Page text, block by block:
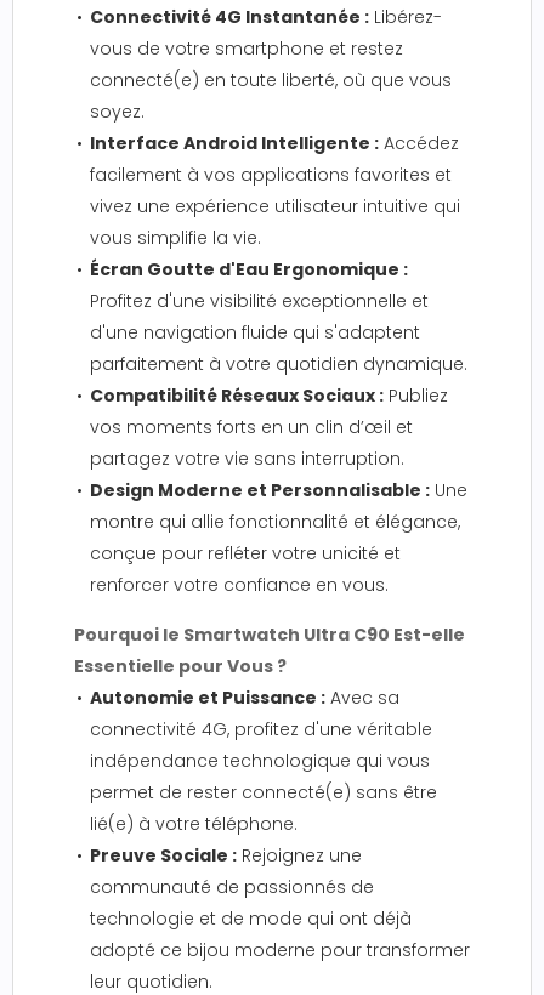
Connectivité 4G Instantanée : Libérez-
vous de votre smartphone et restez
connecté(e) en toute liberté, où que vous
soyez.
Interface Android Intelligente : Accédez
facilement à vos applications favorites et
vivez une expérience utilisateur intuitive qui
vous simplifie la vie.
Écran Goutte d'Eau Ergonomique :
Profitez d'une visibilité exceptionnelle et
d'une navigation fluide qui s'adaptent
parfaitement à votre quotidien dynamique.
Compatibilité Réseaux Sociaux : Publiez
vos moments forts en un clin d’œil et
partagez votre vie sans interruption.
Design Moderne et Personnalisable : Une
montre qui allie fonctionnalité et élégance,
conçue pour refléter votre unicité et
renforcer votre confiance en vous.
Pourquoi le Smartwatch Ultra C90 Est-elle
Essentielle pour Vous ?
Autonomie et Puissance : Avec sa
connectivité 4G, profitez d'une véritable
indépendance technologique qui vous
permet de rester connecté(e) sans être
lié(e) à votre téléphone.
Preuve Sociale : Rejoignez une
communauté de passionnés de
technologie et de mode qui ont déjà
adopté ce bijou moderne pour transformer
leur quotidien.